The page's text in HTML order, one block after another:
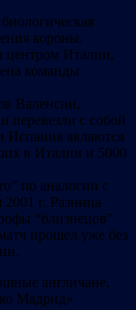
короны.
центром Италии,
команды
Валенсии,
перевезли с собой
Испания являются
в Италии и 5000
по аналогии с
г. Разница
“близнецов”
прошел уже без
англичане,
Мадрид»